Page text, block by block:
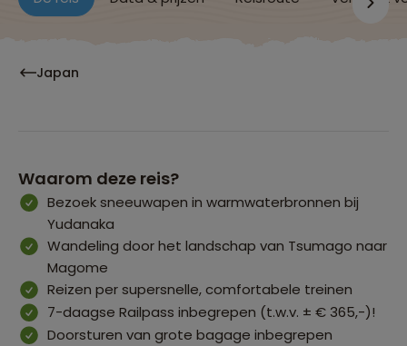
Japan
Waarom deze reis?
Bezoek sneeuwapen in warmwaterbronnen bij
Yudanaka
Wandeling door het landschap van Tsumago naar
Magome
Reizen per supersnelle, comfortabele treinen
7-daagse Railpass inbegrepen (t.w.v. ± € 365,-)!
Doorsturen van grote bagage inbegrepen